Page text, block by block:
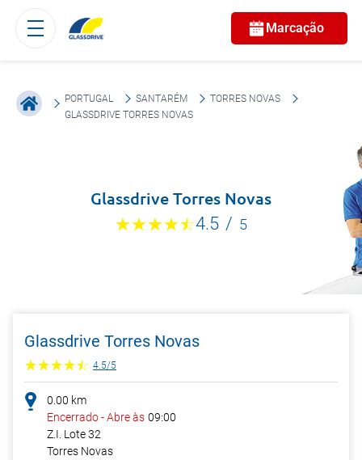
Marcação
PORTUGAL SANTARÉM
TORRES NOVAS
GLASSDRIVE TORRES NOVAS
Glassdrive Torres Novas
4.5 / 5
Glassdrive Torres Novas
4.5/5
0.00 km
Encerrado-Abre às 09:00
Z.I. Lote 32
Torres Novas